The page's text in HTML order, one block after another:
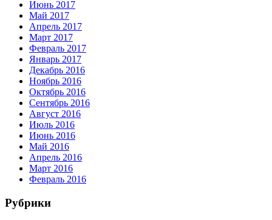
Июнь 2017
Май 2017
Апрель 2017
Март 2017
Февраль 2017
Январь 2017
Декабрь 2016
Ноябрь 2016
Октябрь 2016
Сентябрь 2016
Август 2016
Июль 2016
Июнь 2016
Май 2016
Апрель 2016
Март 2016
Февраль 2016
Рубрики